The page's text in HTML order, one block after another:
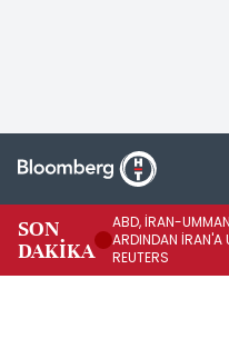
SON
DAKİKA
ABD, İRAN-
ARDINDAN İRAN'A
REUTERS